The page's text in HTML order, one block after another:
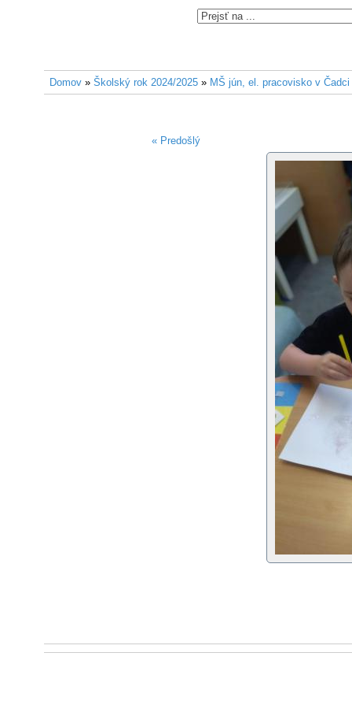
Domov »Školský rok 2024/2025 » MŠ jún, el. pracovisko v Čadci
« Predošlý